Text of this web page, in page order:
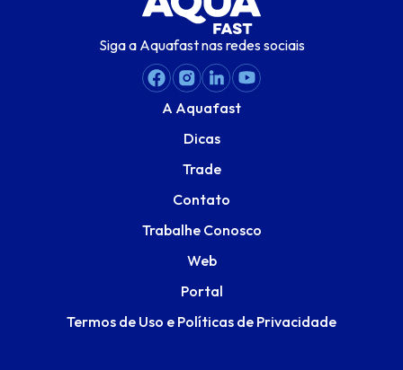
Siga a Aquafast nas redes sociais
A Aquafast
Dicas
Trade
Contato
Trabalhe Conosco
Web
Portal
Termos de Uso e Políticas de Privacidade